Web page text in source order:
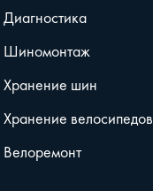
Диагностика
Шиномонтаж
Хранение шин
Хранение велосипедов
Велоремонт